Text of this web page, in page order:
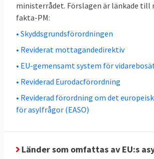
Om den asylansökande
villkor ska den genomgå
gränsförfarande för asylprövning
asylbehovet utredas under högst
veckor. De asylansökande ska
Tre villkor för gränsförfarande:
Den sökande utgör en risk
ordning och nationell
ministerrådet. Förslagen är länkade till
fakta-PM:
• Skyddsgrundsförordningen
• Reviderat mottagandedirektiv
• EU-gemensamt system för
• Reviderad Eurodacförordning
• Reviderad förordning om det
för asylfrågor (EASO)
Länder som omfattas av EU:s